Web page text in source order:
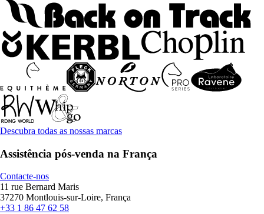
Descubra todas as nossas marcas
Assistência pós-venda na França
Contacte-nos
11 rue Bernard Maris
37270 Montlouis-sur-Loire, França
+33 1 86 47 62 58